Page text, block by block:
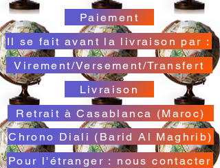
Paiement
Virement/Versement/Transfert
Livraison
Retrait à Casablanca (Maroc)
Il se fait avant la livraison par :
Chrono Diali (Barid Al Maghrib)
Pour l'étranger : nous contacter